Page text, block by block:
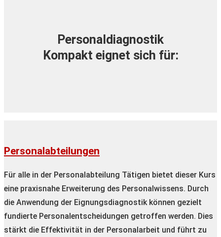
Personaldiagnostik
Kompakt eignet sich für:
Personalabteilungen
Für alle in der Personalabteilung Tätigen bietet dieser Kurs
eine praxisnahe Erweiterung des Personalwissens. Durch
die Anwendung der Eignungsdiagnostik können gezielt
fundierte Personalentscheidungen getroffen werden. Dies
stärkt die Effektivität in der Personalarbeit und führt zu